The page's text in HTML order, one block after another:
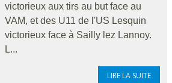
victorieux aux tirs au but face au
VAM, et des U11 de l'US Lesquin
victorieux face à Sailly lez Lannoy.
L...
LIRE LA SUITE